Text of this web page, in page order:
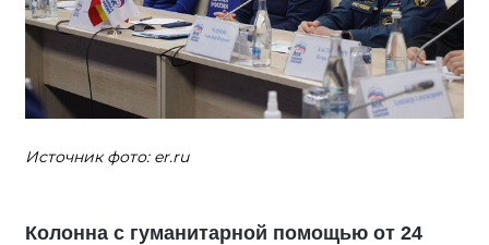
Источник фото: er.ru
Колонна с гуманитарной помощью от 24